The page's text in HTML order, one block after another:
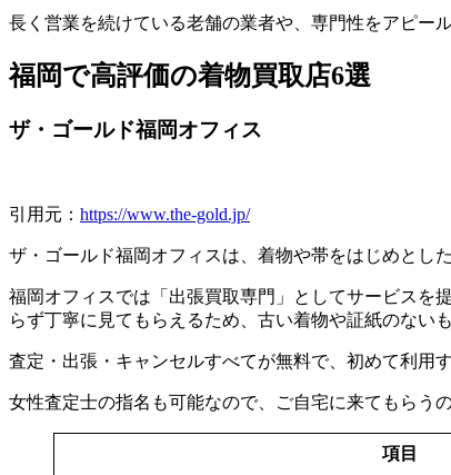
長く営業を続けている老舗の業者や、専門性をアピー
福岡で高評価の着物買取店6選
ザ・ゴールド福岡オフィス
引用元： https://www.the-gold.jp/
ザ・ゴールド福岡オフィスは、着物や帯をはじめとし
福岡オフィスでは「出張買取専門」としてサービスを
らず丁寧に見てもらえるため、古い着物や証紙のない
査定・出張・キャンセルすべてが無料で、初めて利用
女性査定士の指名も可能なので、ご自宅に来てもらう
項目